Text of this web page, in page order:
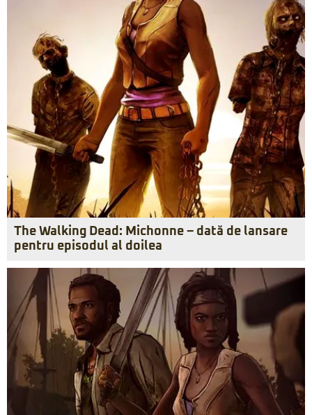
The Walking Dead: Michonne – dată de lansare
pentru episodul al doilea